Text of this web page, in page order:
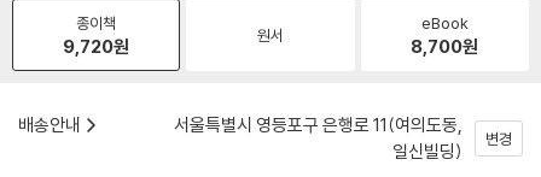
종이책
9,720원 원서
eBook
8,700원
배송안내
서울특별시 영등포구 은행로 11(여의도동,
일신빌딩)
변경